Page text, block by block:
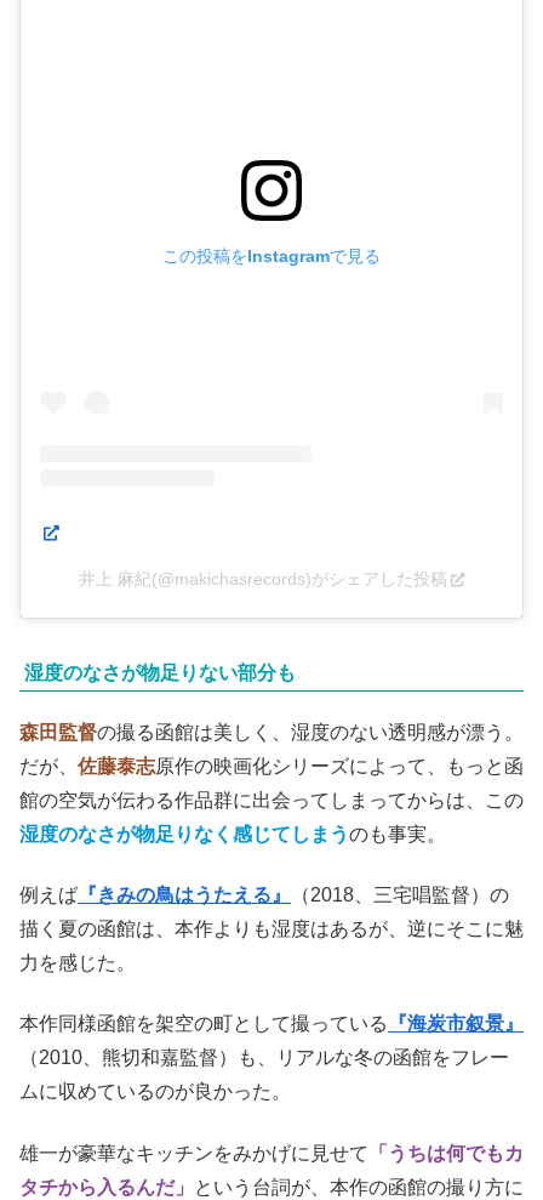
この投稿をInstagramで見る
井上 麻紀(@makichasrecords)がシェアした投稿
湿度のなさが物足りない部分も
森田監督の撮る函館は美しく、湿度のない透明感が漂う。
だが、 佐藤泰志原作の映画化シリーズによって、もっと函
館の空気が伝わる作品群に出会ってしまってからは、この
湿度のなさが物足りなく感じてしまうのも事実。
例えば 『きみの鳥はうたえる』
（2018、三宅唱監督）の
描く夏の函館は、本作よりも湿度はあるが、逆にそこに魅
力を感じた。
本作同様函館を架空の町として撮っている
『海炭市叙景』
（2010、熊切和嘉監督）も、リアルな冬の函館をフレー
ムに収めているのが良かった。
雄一が豪華なキッチンをみかげに見せて
「うちは何でもカ
タチから入るんだ」
という台詞が、本作の函館の撮り方に